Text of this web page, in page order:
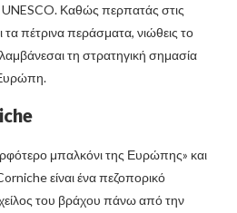
UNESCO. Καθώς περπατάς στις
πέτρινα περάσματα, νιώθεις το
τη στρατηγική σημασία
μπαλκόνι της Ευρώπης» και
είναι ένα πεζοπορικό
του βράχου πάνω από την